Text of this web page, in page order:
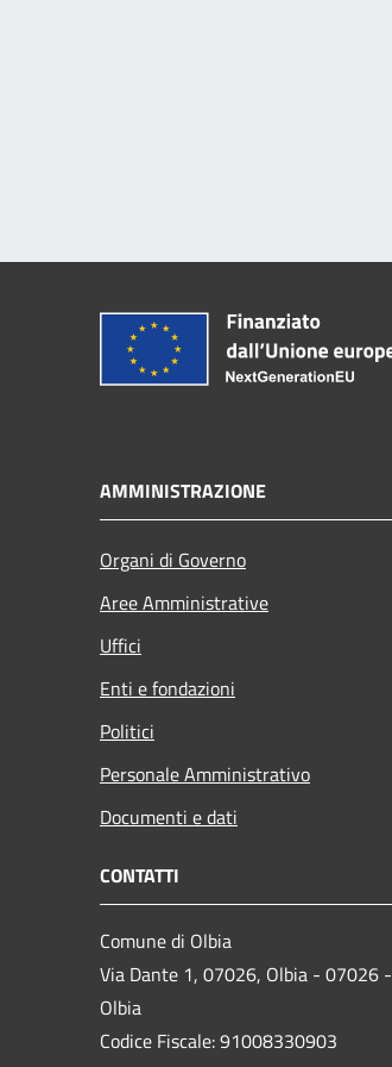
AMMINISTRAZIONE
Organi di Governo
Aree Amministrative
Uffici
Enti e fondazioni
Politici
Personale Amministrativo
Documenti e dati
CONTATTI
Comune di Olbia
Via Dante 1, 07026, Olbia - 07026 -
Olbia
Codice Fiscale: 91008330903